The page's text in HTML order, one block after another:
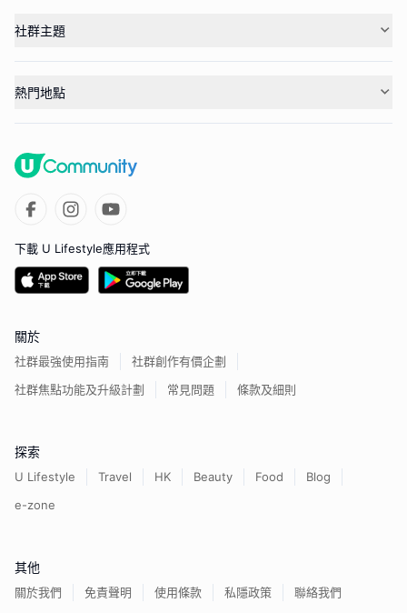
社群主題
熱門地點
下載 U Lifestyle應用程式
關於
社群最強使用指南
社群創作有價企劃
社群焦點功能及升級計劃
常見問題 條款及細則
探索
U Lifestyle Travel HK Beauty Food
Blog
e-zone
其他
關於我們 免責聲明 使用條款 私隱政策 聯絡我們